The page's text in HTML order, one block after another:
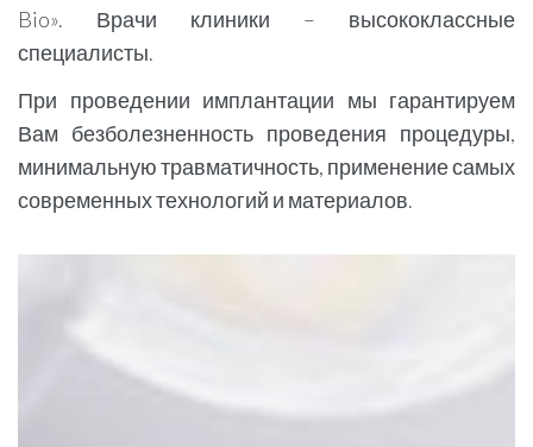
Bio». Врачи клиники – высококлассные
специалисты.
При проведении имплантации мы гарантируем
Вам безболезненность проведения процедуры,
минимальную травматичность, применение самых
современных технологий и материалов.